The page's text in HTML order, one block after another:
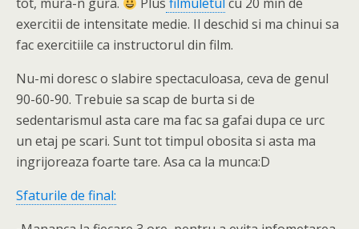
exercitii de intensitate medie. Il deschid si ma chinui sa
fac exercitiile ca instructorul din film.
Nu-mi doresc o slabire spectaculoasa, ceva de genul
90-60-90. Trebuie sa scap de burta si de
sedentarismul asta care ma fac sa gafai dupa ce urc
un etaj pe scari. Sunt tot timpul obosita si asta ma
ingrijoreaza foarte tare. Asa ca la munca:D
Sfaturile de final: